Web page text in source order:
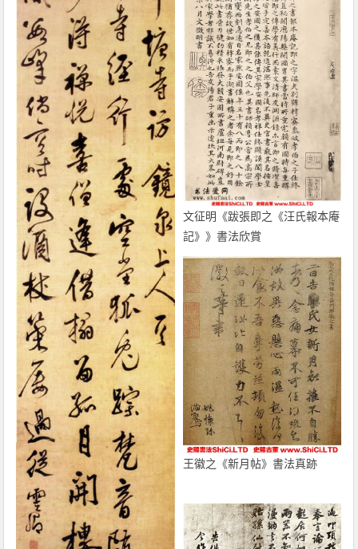
文征明《跋張即之《汪氏報本庵
記》》書法欣賞
王徽之《新月帖》書法真跡